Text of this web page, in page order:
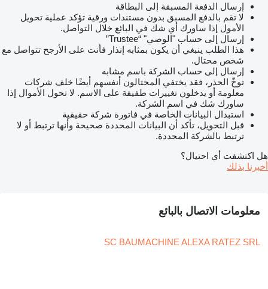
إرسال الدفعة المسبقة إلى البطاقة
لا تقم بالدفع المسبق بدون مستندات ورقية تؤكد عملية تحويل
الأمول إذا ساورك أي شك في البائع خلال التواصل.
إرسال إلى حساب "الوصي" “Trustee”
هذا الطلب ينبغي أن يكون بمثابه إنذار فأنت على الأرجح تتواصل مع
شخص محتال.
إرسال إلى حساب الشركة باسم مشابه
توخّ الحذر، فقد يختفي المحتالون أنفسهم أيضًا خلف شركات
معلومة أو يدخلون تغييرات طفيفة على الاسم. لا تحول الأموال إذا
ساورك شك في اسم الشركة.
استبدال البيانات الخاصة في فاتورة شركة حقيقية
قبل التحويل، تأكد أن البيانات المحددة صحيحة وأنها ترتبط أو لا
ترتبط بالشركة المحددة.
هل اكتشفت أي احتيال؟
أخبرنا بذلك
معلومات الاتصال بالبائع
SC BAUMACHINE ALEXA RATEZ SRL